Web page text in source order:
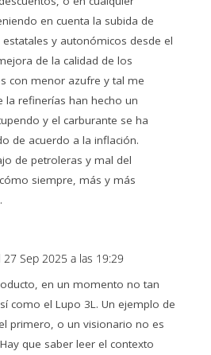
en cuenta la subida de
y autonómicos desde el
de la calidad de los
con menor azufre y tal me
la refinerías han hecho un
y el carburante se ha
de acuerdo a la inflación.
de petroleras y mal del
siempre, más y más
27 Sep 2025 a las 19:29
en un momento no tan
como el Lupo 3L. Un ejemplo de
primero, o un visionario no es
que saber leer el contexto